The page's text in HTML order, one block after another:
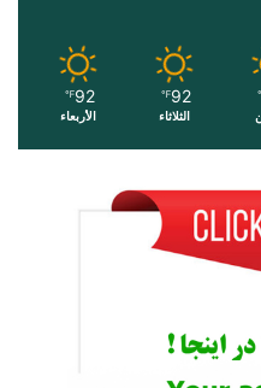
92
℉
الثلاثاء
92
℉
الأربعاء